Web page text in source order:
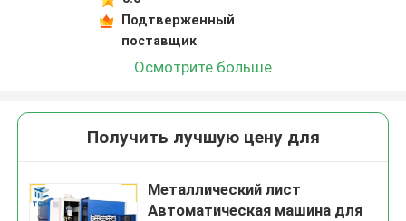
Подтверженный
поставщик
Осмотрите больше
Получить лучшую цену для
Металлический лист
Автоматическая машина для